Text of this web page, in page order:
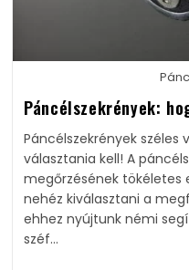
Páncélszekrények:
Páncélszekrények széles
választania kell! A
megőrzésének tökéletes
nehéz kiválasztani a
ehhez nyújtunk némi
széf…